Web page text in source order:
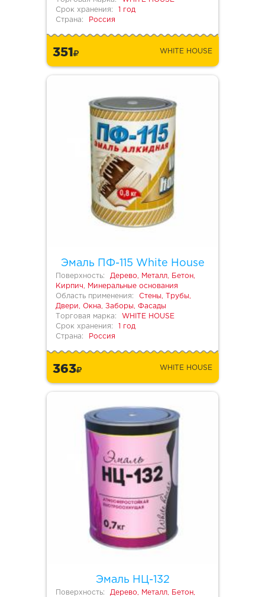
Срок хранения:
1 год
Страна:
Россия
351 WHITE HOUSE
Эмаль ПФ-115 White House
Поверхность:
Дерево, Металл, Бетон,
Кирпич, Минеральные основания
Область применения:
Стены, Трубы,
Двери, Окна, Заборы, Фасады
Торговая марка:
WHITE HOUSE
Срок хранения:
1 год
Страна:
Россия
363 WHITE HOUSE
Эмаль НЦ-132
Поверхность:
Дерево, Металл, Бетон,